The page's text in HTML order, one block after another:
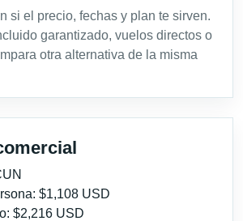
si el precio, fechas y plan te sirven.
garantizado, vuelos directos o
otra alternativa de la misma
$1,108 USD
$2,216 USD